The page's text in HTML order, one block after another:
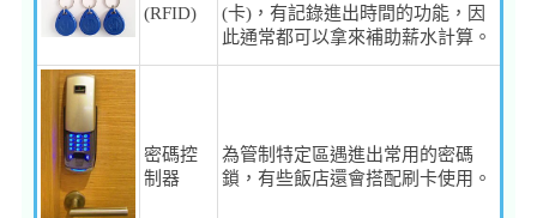
(RFID)
(卡)，有記錄進出時間的功能，因
此通常都可以拿來補助薪水計算。
密碼控
制器
為管制特定區遇進出常用的密碼
鎖，有些飯店還會搭配刷卡使用。